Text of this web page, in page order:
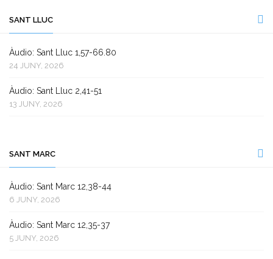
SANT LLUC
Àudio: Sant Lluc 1,57-66.80
24 JUNY, 2026
Àudio: Sant Lluc 2,41-51
13 JUNY, 2026
SANT MARC
Àudio: Sant Marc 12,38-44
6 JUNY, 2026
Àudio: Sant Marc 12,35-37
5 JUNY, 2026